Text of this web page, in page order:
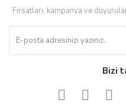
Fırsatları, kampanya ve
Bizi